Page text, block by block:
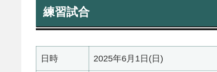
練習試合
日時 2025年6月1日(日)